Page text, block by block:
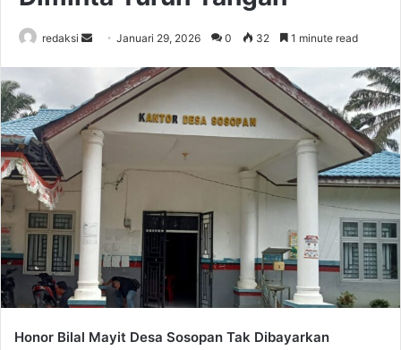
redaksi
Send
email
Januari 29, 2026 0 32 1 minute read
Honor Bilal Mayit Desa Sosopan Tak Dibayarkan